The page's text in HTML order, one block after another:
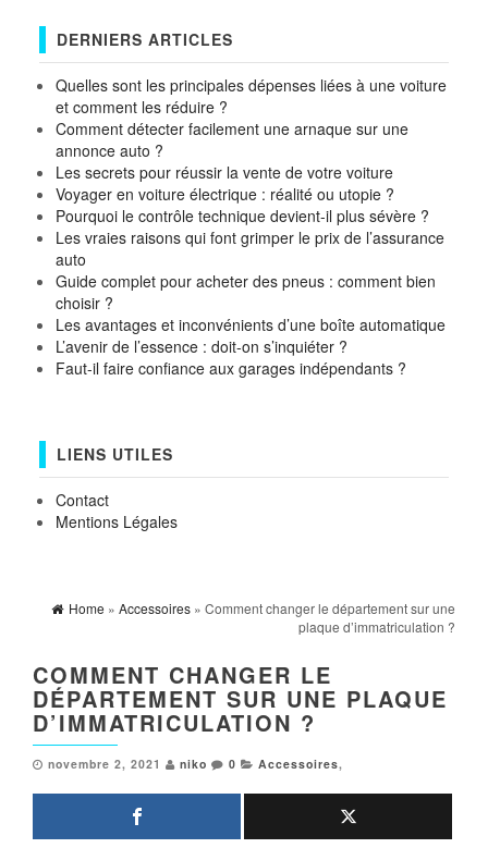
DERNIERS ARTICLES
Quelles sont les principales dépenses liées à une voiture
et comment les réduire ?
Comment détecter facilement une arnaque sur une
annonce auto ?
Les secrets pour réussir la vente de votre voiture
Voyager en voiture électrique : réalité ou utopie ?
Pourquoi le contrôle technique devient-il plus sévère ?
Les vraies raisons qui font grimper le prix de l’assurance
auto
Guide complet pour acheter des pneus : comment bien
choisir ?
Les avantages et inconvénients d’une boîte automatique
L’avenir de l’essence : doit-on s’inquiéter ?
Faut-il faire confiance aux garages indépendants ?
LIENS UTILES
Contact
Mentions Légales
Home » Accessoires » Comment changer le département sur une
plaque d’immatriculation ?
COMMENT CHANGER LE
DÉPARTEMENT SUR UNE PLAQUE
D’IMMATRICULATION ?
novembre 2, 2021 niko 0 Accessoires,